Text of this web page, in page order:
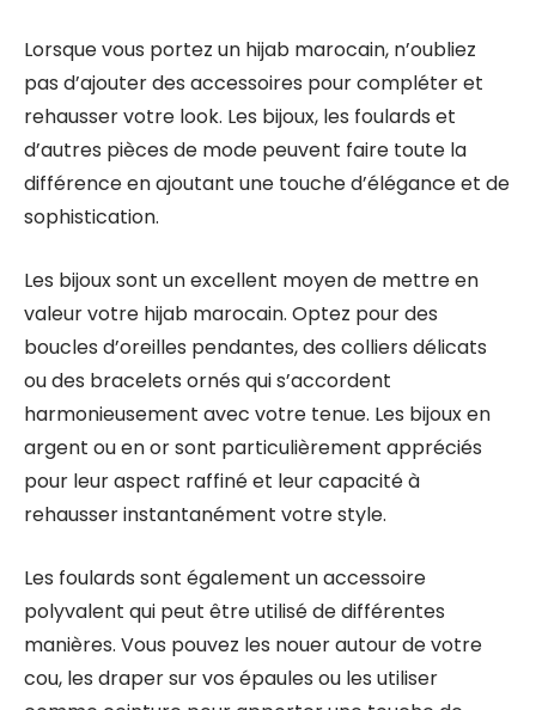
Lorsque vous portez un hijab marocain, n’oubliez
pas d’ajouter des accessoires pour compléter et
rehausser votre look. Les bijoux, les foulards et
d’autres pièces de mode peuvent faire toute la
différence en ajoutant une touche d’élégance et de
sophistication.
Les bijoux sont un excellent moyen de mettre en
valeur votre hijab marocain. Optez pour des
boucles d’oreilles pendantes, des colliers délicats
ou des bracelets ornés qui s’accordent
harmonieusement avec votre tenue. Les bijoux en
argent ou en or sont particulièrement appréciés
pour leur aspect raffiné et leur capacité à
rehausser instantanément votre style.
Les foulards sont également un accessoire
polyvalent qui peut être utilisé de différentes
manières. Vous pouvez les nouer autour de votre
cou, les draper sur vos épaules ou les utiliser